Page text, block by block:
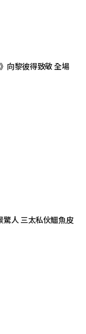
向黎彼得致敬 全場
人 三太私伙鱷魚皮